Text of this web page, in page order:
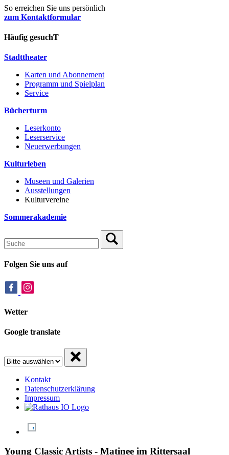
So erreichen Sie uns persönlich
zum Kontaktformular
Häufig gesuchT
Stadttheater
Karten und Abonnement
Programm und Spielplan
Service
Bücherturm
Leserkonto
Leserservice
Neuerwerbungen
Kulturleben
Museen und Galerien
Ausstellungen
Kulturvereine
Sommerakademie
Folgen Sie uns auf
Wetter
Google translate
Kontakt
Datenschutzerklärung
Impressum
Young Classic Artists - Matinee im Rittersaal